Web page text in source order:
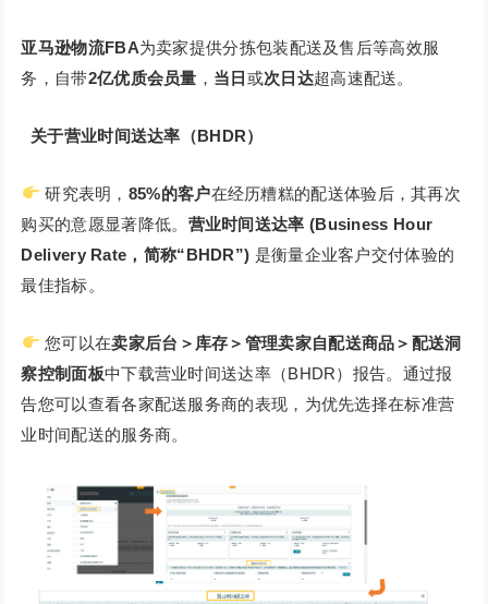
亚马逊物流FBA为卖家提供分拣包装配送及售后等高效服
务，自带2亿优质会员量 ， 当日 或次日达超高速配送。
关于营业时间送达率（BHDR）
研究表明， 85%的客户在经历糟糕的配送体验后，其再次
购买的意愿显著降低。 营业时间送达率 (Business Hour
Delivery Rate，简称“BHDR”) 是衡量企业客户交付体验的
最佳指标。
您可以在卖家后台＞库存＞管理卖家自配送商品＞配送洞
察控制面板中下载营业时间送达率（BHDR）报告。通过报
告您可以查看各家配送服务商的表现，为优先选择在标准营
业时间配送的服务商。